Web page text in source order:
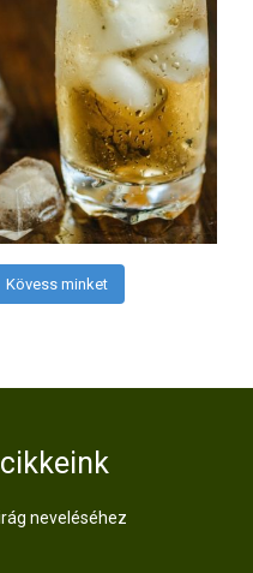
Kövess minket
neveléséhez